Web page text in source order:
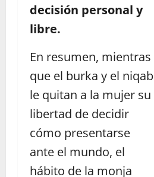
decisión personal y
libre.
En resumen, mientras
que el burka y el niqab
le quitan a la mujer su
libertad de decidir
cómo presentarse
ante el mundo, el
hábito de la monja